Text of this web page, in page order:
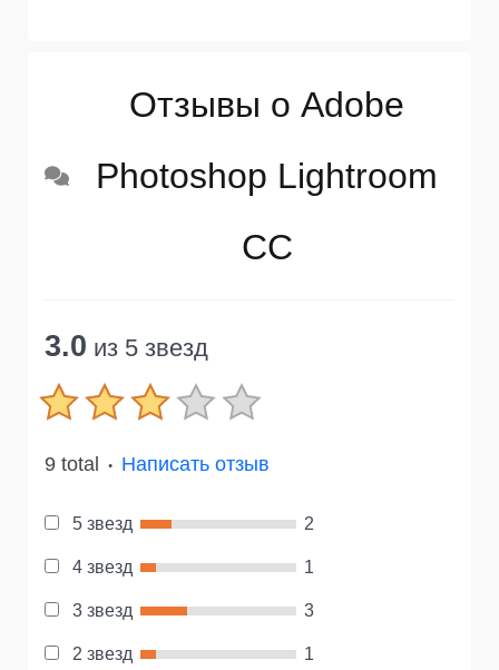
Отзывы о Adobe
Photoshop Lightroom
CC
3.0 из 5 звезд
9 total ● Написать отзыв
5 звезд 2
4 звезд 1
3 звезд 3
2 звезд 1